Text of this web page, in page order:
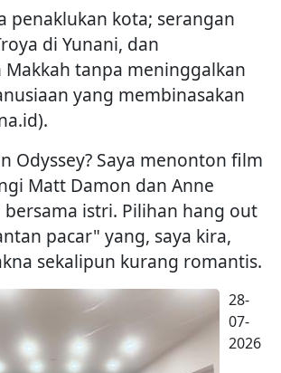
penaklukan kota; serangan
di Yunani, dan
Makkah tanpa meninggalkan
yang membinasakan
Odyssey? Saya menonton film
Matt Damon dan Anne
bersama istri. Pilihan hang out
pacar" yang, saya kira,
sekalipun kurang romantis.
28-
07-
2026